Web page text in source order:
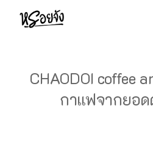
Skip
CHAODOI coffee
กาแฟจากยอด